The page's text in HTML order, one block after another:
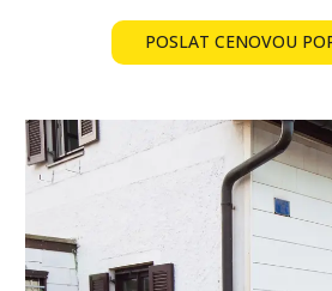
POSLAT CENOVOU